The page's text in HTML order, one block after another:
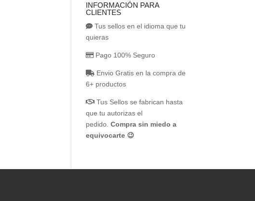
INFORMACIÓN PARA
CLIENTES
Tus sellos en el idioma que tu
quieras
Pago 100% Seguro
Envio Gratis en la compra de
6+ productos
Tus Sellos se fabrican hasta
que tu autorizas el
pedido. Compra sin miedo a
equivocarte 😉